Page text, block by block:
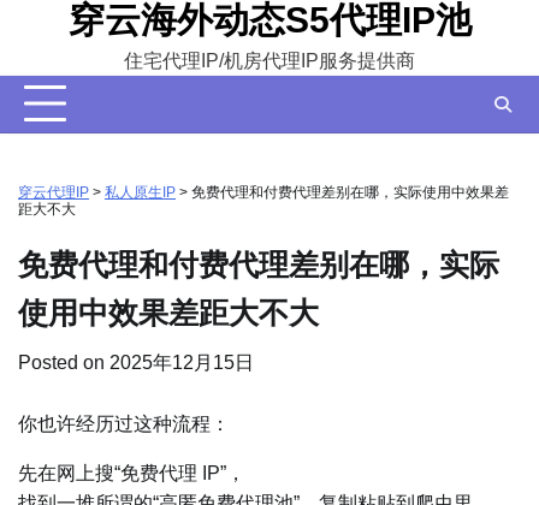
content
穿云海外动态S5代理IP池
住宅代理IP/机房代理IP服务提供商
穿云代理IP > 私人原生IP > 免费代理和付费代理差别在哪，实际使用中效果差
距大不大
免费代理和付费代理差别在哪，实际
使用中效果差距大不大
Posted on 2025年12月15日
你也许经历过这种流程：
先在网上搜“免费代理 IP”，